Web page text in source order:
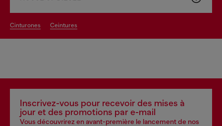
cinturones ceintures
Inscrivez-vous pour recevoir des mises à
jour et des promotions par e-mail
Vous découvrirez en avant-première le lancement de nos